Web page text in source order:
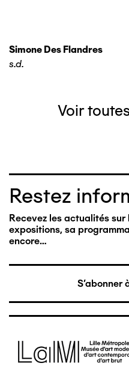
Simone Des Flandres
s.d.
Voir
Restez
Recevez les actualités
expositions, sa
encore…
S'abonner
Image